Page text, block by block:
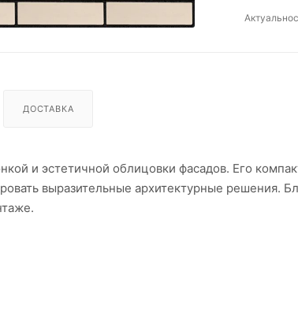
ДОСТАВКА
и эстетичной облицовки фасадов. Его
выразительные архитектурные решения.